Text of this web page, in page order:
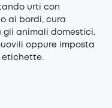
urti con
ai bordi, cura
gli animali domestici.
oppure imposta
etichette.